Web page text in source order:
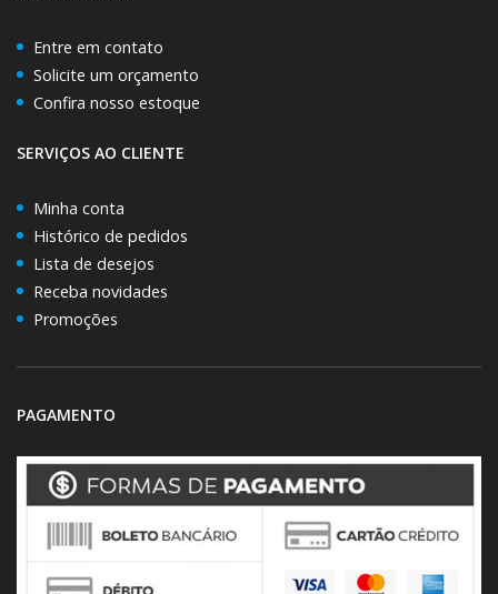
Entre em contato
Solicite um orçamento
Confira nosso estoque
SERVIÇOS AO CLIENTE
Minha conta
Histórico de pedidos
Lista de desejos
Receba novidades
Promoções
PAGAMENTO